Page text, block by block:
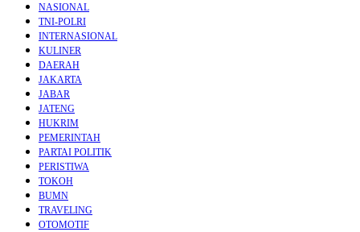
NASIONAL
TNI-POLRI
INTERNASIONAL
KULINER
DAERAH
JAKARTA
JABAR
JATENG
HUKRIM
PEMERINTAH
PARTAI POLITIK
PERISTIWA
TOKOH
BUMN
TRAVELING
OTOMOTIF